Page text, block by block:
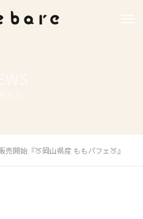
売開始『🍑岡山県産 ももパフェ🍑』